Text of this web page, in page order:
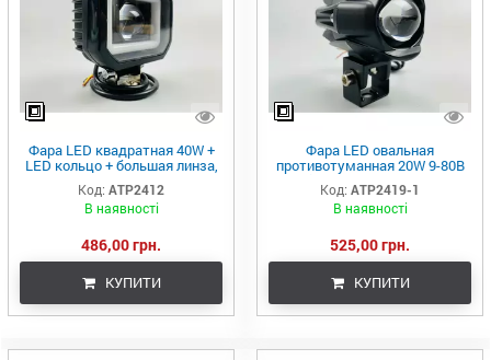
Фара LED квадратная 40W +
LED кольцо + большая линза,
дополнительная
противотуманная фара
Код: ATP2412
В наявності
486,00 грн.
КУПИТИ
Фара LED овальная
противотуманная 20W 9-80В
led chip 3570 белый + желтый,
светодиодный
вспомогательный свет
Код: ATP2419-1
В наявності
525,00 грн.
КУПИТИ